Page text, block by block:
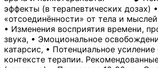
эффекты (в терапевтических дозах)
«отсоединённости» от тела и
• Изменения восприятия времени,
звука, • Эмоциональное
катарсис, • Потенциальное усиление
контексте терапии.